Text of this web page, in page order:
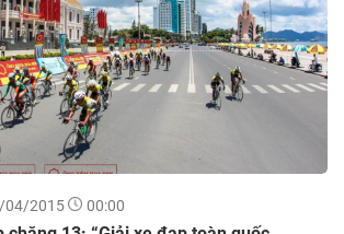
04/2015 00:00